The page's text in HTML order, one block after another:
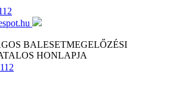
BALESETMEGELŐZÉSI
HONLAPJA
112